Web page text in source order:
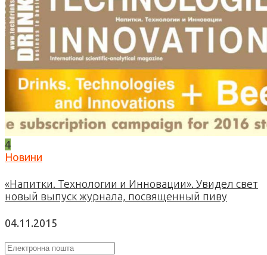
4
Новини
«Напитки. Технологии и Инновации». Увидел свет
новый выпуск журнала, посвященный пиву
04.11.2015